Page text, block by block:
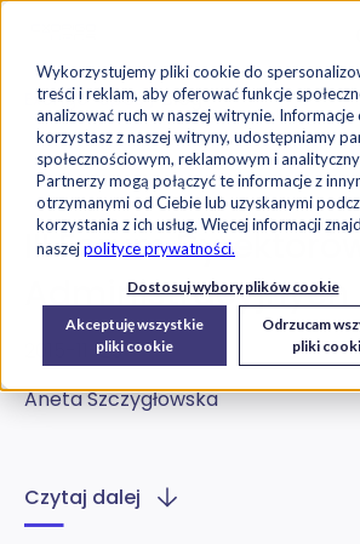
Wykorzystujemy pliki cookie do
treści i reklam, aby oferować funkcje
analizować ruch w naszej witrynie. Informacje
korzystasz z naszej witryny, udostępniamy
społecznościowym, reklamowym i
Partnerzy mogą połączyć te informacje z
otrzymanymi od Ciebie lub uzyskanymi
korzystania z ich usług. Więcej informacji
naszejpolityce prywatności.
Dostosuj wybory plików cookie
Akceptuję wszystkie
pliki cookie
Odrzucam
pliki
Exorigo-Upos Blog
O Firmie
III Forum
Administracyjnych
2015-11-25
Aneta Szczygłowska
Czytaj dalej